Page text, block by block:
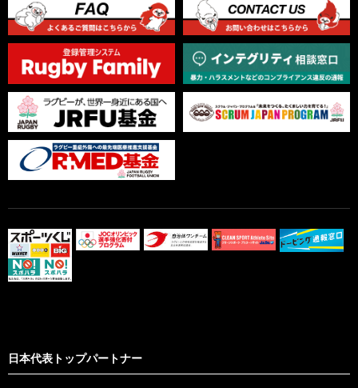
日本代表トップパートナー